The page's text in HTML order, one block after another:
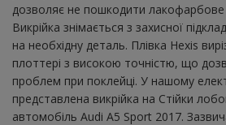
дозволяє не пошкодити
Викрійка знімається з захисної
на необхідну деталь. Плівка Hexis
плоттері з високою точністю, що
проблем при поклейці. У нашому
представлена ​​викрійка на Стійки
автомобіль Audi A5 Sport 2017.